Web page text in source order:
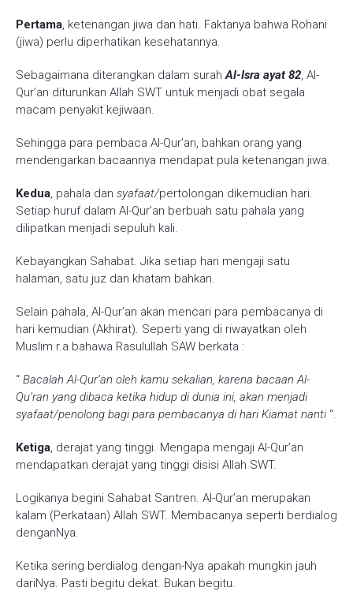
Pertama, ketenangan jiwa dan hati. Faktanya bahwa Rohani
(jiwa) perlu diperhatikan kesehatannya.
Sebagaimana diterangkan dalam surahAl-Isra ayat 82, Al-
Qur’an diturunkan Allah SWT untuk menjadi obat segala
macam penyakit kejiwaan.
Sehingga para pembaca Al-Qur’an, bahkan orang yang
mendengarkan bacaannya mendapat pula ketenangan jiwa.
Kedua, pahala dan syafaat/pertolongan dikemudian hari.
Setiap huruf dalam Al-Qur’an berbuah satu pahala yang
dilipatkan menjadi sepuluh kali.
Kebayangkan Sahabat. Jika setiap hari mengaji satu
halaman, satu juz dan khatam bahkan.
Selain pahala, Al-Qur’an akan mencari para pembacanya di
hari kemudian (Akhirat). Seperti yang di riwayatkan oleh
Muslim r.a bahawa Rasulullah SAW berkata :
“ Bacalah Al-Qur’an oleh kamu sekalian, karena bacaan Al-
Qu’ran yang dibaca ketika hidup di dunia ini, akan menjadi
syafaat/penolong bagi para pembacanya di hari Kiamat nanti “.
Ketiga, derajat yang tinggi. Mengapa mengaji Al-Qur’an
mendapatkan derajat yang tinggi disisi Allah SWT.
Logikanya begini Sahabat Santren. Al-Qur’an merupakan
kalam (Perkataan) Allah SWT. Membacanya seperti berdialog
denganNya.
Ketika sering berdialog dengan-Nya apakah mungkin jauh
dariNya. Pasti begitu dekat. Bukan begitu.